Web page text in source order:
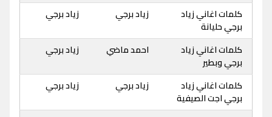
كلمات اغاني زياد
برجي حليانة
زياد برجي زياد برجي
كلمات اغاني زياد
برجي وبطير
احمد ماضي زياد برجي
كلمات اغاني زياد
برجي اجت الصيفية
زياد برجي زياد برجي